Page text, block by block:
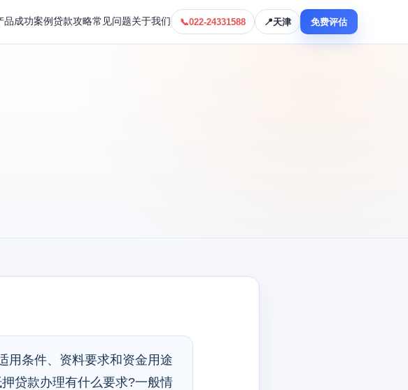
品成功案例 贷款攻略常见问题关于我们 📞022-24331588 📍天津 免费评估
用条件、资料要求和资金用途
贷款办理有什么要求?一般情